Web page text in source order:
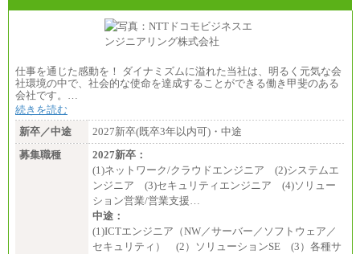
仕事を通じた感動を！ ダイナミズムに溢れた当社は、明るく元気な会
社環境の中で、社会的な使命を達成することができる働き甲斐のある
会社です。…
続きを読む
新卒／中途
2027新卒(既卒3年以内可)・中途
募集職種
2027新卒：
(1)ネットワーク/クラウドエンジニア (2)システムエ
ンジニア (3)セキュリティエンジニア (4)ソリュー
ション営業/営業支援…
中途：
(1)ICTエンジニア（NW／サーバー／ソフトウェア／
セキュリティ） (2）ソリューションSE (3）各種サ